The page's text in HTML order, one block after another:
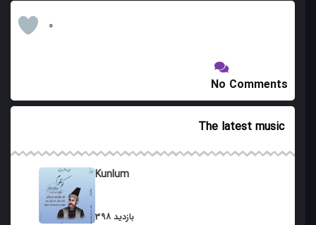
0
No Comments
The latest music
Kunlum
398 بازدید